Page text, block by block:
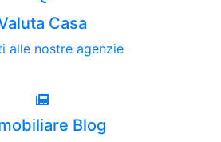
Casa
alle nostre agenzie
Blog